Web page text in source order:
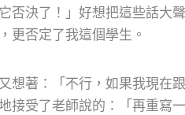
否決了！」好想把這些話大
更否定了我這個學生。
想著：「不行，如果我現在
接受了老師說的：「再重寫